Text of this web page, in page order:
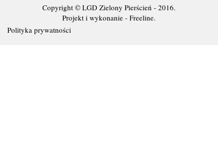
Copyright © LGD Zielony Pierścień - 2016.
Projekt i wykonanie - Freeline.
Polityka prywatności